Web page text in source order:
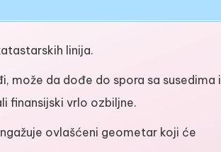
linija.
može da dođe do spora sa susedima i
finansijski vrlo ozbiljne.
ovlašćeni geometar koji će